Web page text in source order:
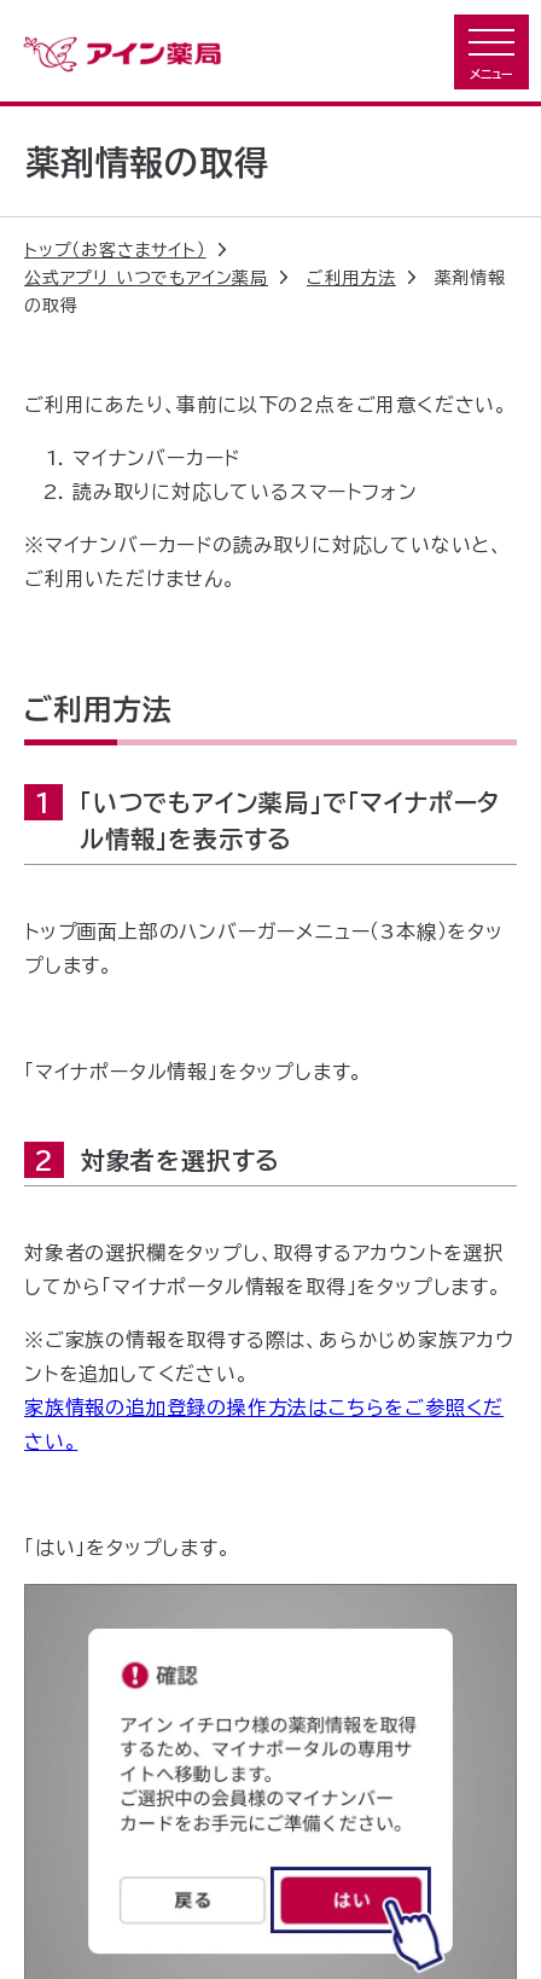
薬剤情報の取得
トップ（お客さまサイト）
公式アプリ いつでもアイン薬局
ご利用方法
薬剤情報
の取得
ご利用にあたり、事前に以下の2点をご用意ください。
マイナンバーカード
読み取りに対応しているスマートフォン
※マイナンバーカードの読み取りに対応していないと、
ご利用いただけません。
ご利用方法
1
「いつでもアイン薬局」で「マイナポータ
ル情報」を表示する
トップ画面上部のハンバーガーメニュー（3本線）をタッ
プします。
「マイナポータル情報」をタップします。
2 対象者を選択する
対象者の選択欄をタップし、取得するアカウントを選択
してから「マイナポータル情報を取得」をタップします。
※ご家族の情報を取得する際は、あらかじめ家族アカウ
ントを追加してください。
家族情報の追加登録の操作方法はこちらをご参照くだ
さい。
「はい」をタップします。